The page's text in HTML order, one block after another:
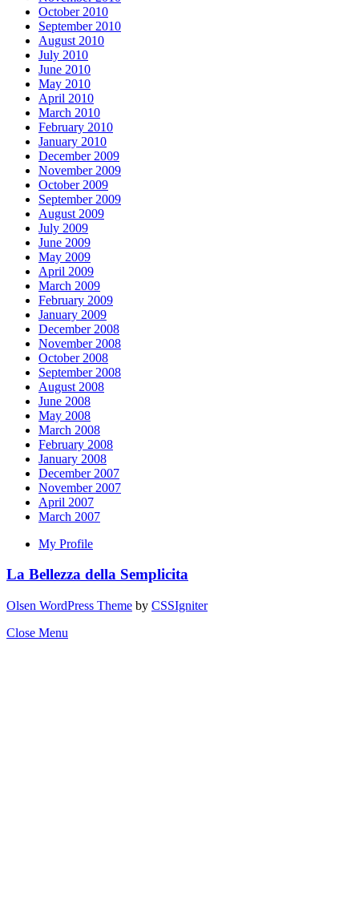
October 2010
September 2010
August 2010
July 2010
June 2010
May 2010
April 2010
March 2010
February 2010
January 2010
December 2009
November 2009
October 2009
September 2009
August 2009
July 2009
June 2009
May 2009
April 2009
March 2009
February 2009
January 2009
December 2008
November 2008
October 2008
September 2008
August 2008
June 2008
May 2008
March 2008
February 2008
January 2008
December 2007
November 2007
April 2007
March 2007
My Profile
La Bellezza della Semplicita
Olsen WordPress Theme by CSSIgniter
Close Menu